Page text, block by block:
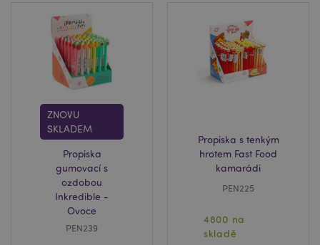
ZNOVU
SKLADEM
Propiska
gumovací s
ozdobou
Inkredible -
Ovoce
PEN239
Propiska s tenkým
hrotem Fast Food
kamarádi
PEN225
4800 na
skladě